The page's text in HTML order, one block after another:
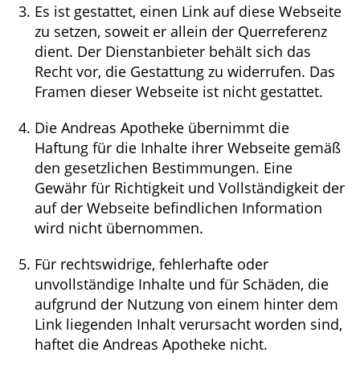
Es ist gestattet, einen Link auf diese Webseite
zu setzen, soweit er allein der Querreferenz
dient. Der Dienstanbieter behält sich das
Recht vor, die Gestattung zu widerrufen. Das
Framen dieser Webseite ist nicht gestattet.
Die Andreas Apotheke übernimmt die
Haftung für die Inhalte ihrer Webseite gemäß
den gesetzlichen Bestimmungen. Eine
Gewähr für Richtigkeit und Vollständigkeit der
auf der Webseite befindlichen Information
wird nicht übernommen.
Für rechtswidrige, fehlerhafte oder
unvollständige Inhalte und für Schäden, die
aufgrund der Nutzung von einem hinter dem
Link liegenden Inhalt verursacht worden sind,
haftet die Andreas Apotheke nicht.